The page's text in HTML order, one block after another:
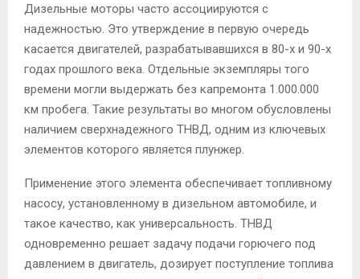
Дизельные моторы часто ассоциируются с
надежностью. Это утверждение в первую очередь
касается двигателей, разрабатывавшихся в 80-х и 90-х
годах прошлого века. Отдельные экземпляры того
времени могли выдержать без капремонта 1.000.000
км пробега. Такие результаты во многом обусловлены
наличием сверхнадежного ТНВД, одним из ключевых
элементов которого является плунжер.
Применение этого элемента обеспечивает топливному
насосу, установленному в дизельном автомобиле, и
такое качество, как универсальность. ТНВД
одновременно решает задачу подачи горючего под
давлением в двигатель, дозирует поступление топлива